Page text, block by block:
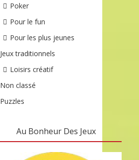
Poker
Pour le fun
Pour les plus jeunes
Jeux traditionnels
Loisirs créatif
Non classé
Puzzles
Au Bonheur Des Jeux